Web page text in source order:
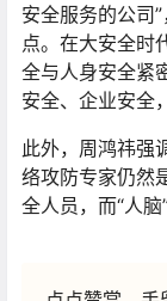
安全服务的公司
点。在大安全时
全与人身安全紧
安全、企业安全
此外，周鸿祎强
络攻防专家仍然
全人员，而“人脑